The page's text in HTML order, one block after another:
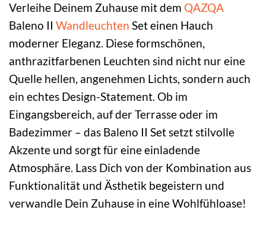
Verleihe Deinem Zuhause mit dem QAZQA
Baleno II Wandleuchten Set einen Hauch
moderner Eleganz. Diese formschönen,
anthrazitfarbenen Leuchten sind nicht nur eine
Quelle hellen, angenehmen Lichts, sondern auch
ein echtes Design-Statement. Ob im
Eingangsbereich, auf der Terrasse oder im
Badezimmer – das Baleno II Set setzt stilvolle
Akzente und sorgt für eine einladende
Atmosphäre. Lass Dich von der Kombination aus
Funktionalität und Ästhetik begeistern und
verwandle Dein Zuhause in eine Wohlfühloase!